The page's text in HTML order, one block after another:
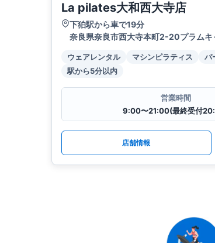
La pilates大和西大寺店
下狛駅から車で19分
奈良県奈良市西大寺本町2-20プラム
ウェアレンタル マシンピラティス パ
駅から5分以内
営業時間
9:00〜21:00(最終受付
店舗情報